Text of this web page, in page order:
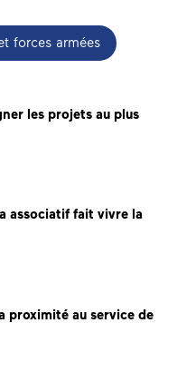
forces armées
les projets au plus
associatif fait vivre la
proximité au service de